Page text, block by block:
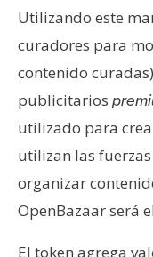
s
a
T
e
a
s
R
Utilizando este
curadores para
contenido
publicitarios
utilizado para
utilizan las
organizar
OpenBazaar será
El token agrega